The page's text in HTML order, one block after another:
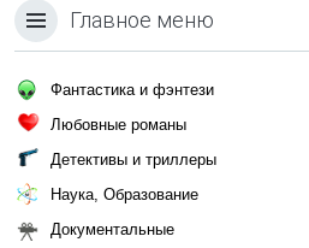
Главное меню
Фантастика и фэнтези
Любовные романы
Детективы и триллеры
Наука, Образование
Документальные